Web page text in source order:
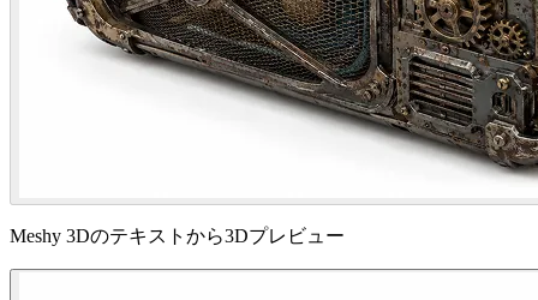
Meshy 3Dのテキストから3Dプレビュー